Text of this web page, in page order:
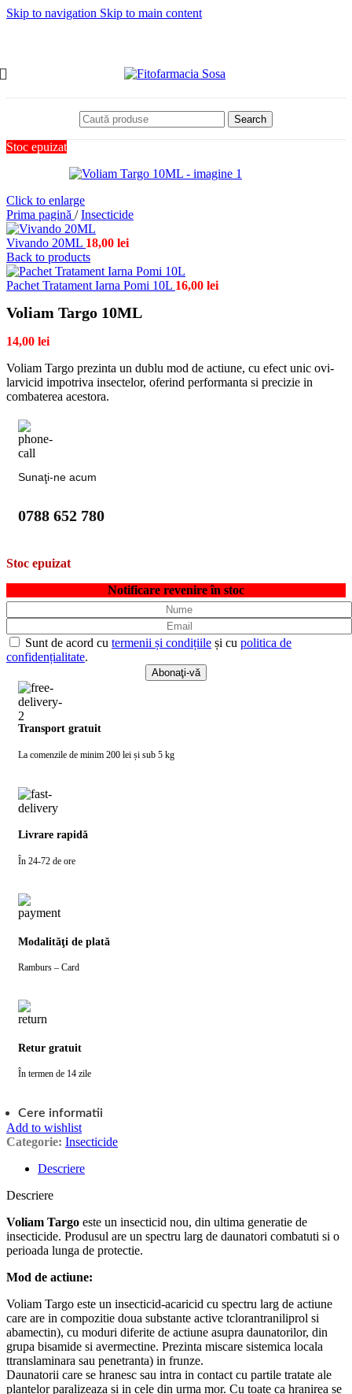
Skip to navigation Skip to main content
Search
Stoc epuizat
Click to enlarge
Prima pagină / Insecticide
Vivando 20ML 18,00 lei
Back to products
Pachet Tratament Iarna Pomi 10L 16,00 lei
Voliam Targo 10ML
14,00 lei
Voliam Targo prezinta un dublu mod de actiune, cu efect unic ovi-
larvicid impotriva insectelor, oferind performanta si precizie in
combaterea acestora.
Sunaţi-ne acum
0788 652 780
Stoc epuizat
Notificare revenire în stoc
Sunt de acord cu termenii și condițiile și cu politica de
confidențialitate.
Transport gratuit
La comenzile de minim 200 lei și sub 5 kg
Livrare rapidă
În 24-72 de ore
Modalităţi de plată
Ramburs – Card
Retur gratuit
În termen de 14 zile
Cere informatii
Add to wishlist
Categorie: Insecticide
Descriere
Descriere
Voliam Targo este un insecticid nou, din ultima generatie de
insecticide. Produsul are un spectru larg de daunatori combatuti si o
perioada lunga de protectie.
Mod de actiune:
Voliam Targo este un insecticid-acaricid cu spectru larg de actiune
care are in compozitie doua substante active tclorantraniliprol si
abamectin), cu moduri diferite de actiune asupra daunatorilor, din
grupa bisamide si avermectine. Prezinta miscare sistemica locala
ttranslaminara sau penetranta) in frunze.
Daunatorii care se hranesc sau intra in contact cu partile tratate ale
plantelor paralizeaza si in cele din urma mor. Cu toate ca hranirea se